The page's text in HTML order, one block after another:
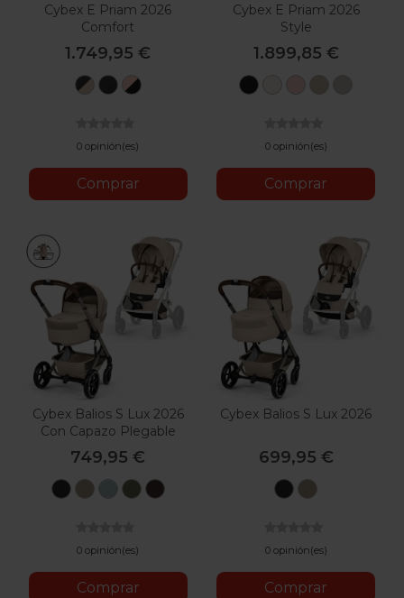
Cybex E Priam 2026
Comfort
1.749,95 €
Matt
Cozy
Beige
Matt
Sepia
Black
Rosegold
Black
0 opinión(es)
Comprar
Cybex E Priam 2026
Style
1.899,85 €
0 opinión(es)
Comprar
Cybex Balios S Lux 2026
Con Capazo Plegable
749,95 €
MoonAlmond
Stormy
MossChocolate
0 opinión(es)
Comprar
Cybex Balios S Lux 2026
699,95 €
Moon
0 opinión(es)
Comprar